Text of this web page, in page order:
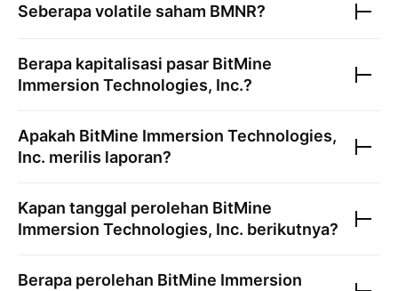
Seberapa volatile saham BMNR?
Berapa kapitalisasi pasar BitMine
Immersion Technologies, Inc.?
Apakah BitMine Immersion Technologies,
Inc. merilis laporan?
Kapan tanggal perolehan BitMine
Immersion Technologies, Inc. berikutnya?
Berapa perolehan BitMine Immersion